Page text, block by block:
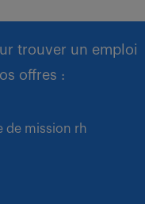
trouver un emploi
offres :
de mission rh